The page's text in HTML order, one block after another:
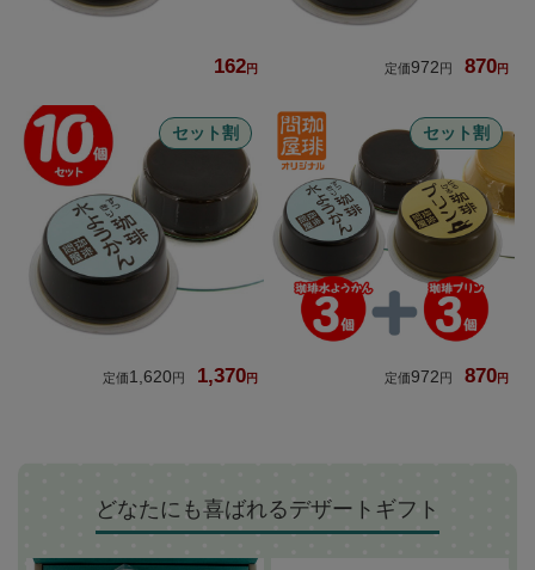
162 972 870
セット割
1,620 1,370
セット割
972 870
どなたにも喜ばれるデザートギフト